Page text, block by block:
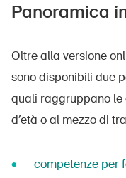
Panoramica
Oltre alla versione
sono disponibili due
quali raggruppano le
d’età o al mezzo di
competenze per